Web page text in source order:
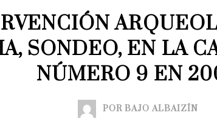
SONDEO, EN LA
NÚMERO 9 EN
POR BAJO ALBAIZÍN